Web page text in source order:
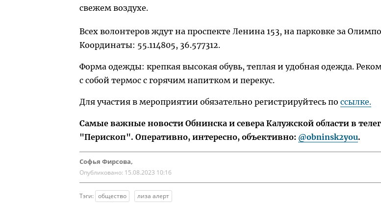
свежем воздухе.
Всех волонтеров ждут на проспекте Ленина 153, на парковке за
Координаты: 55.114805, 36.577312.
Форма одежды: крепкая высокая обувь, теплая и удобная одежда.
с собой термос с горячим напитком и перекус.
Для участия в мероприятии обязательно регистрируйтесь по ссылке.
Самые важные новости Обнинска и севера Калужской области в
"Перископ". Оперативно, интересно, объективно: @obninsk2you.
Софья Фирсова,
Опубликовано: 15.08.2023 10:16
Тэги: общество лиза алерт